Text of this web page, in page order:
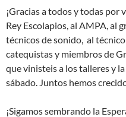
¡Gracias a todos y todas por
Rey Escolapios, al AMPA, al
técnicos de sonido, al
catequistas y miembros de
que vinisteis a los talleres y
sábado. Juntos hemos
¡Sigamos sembrando la